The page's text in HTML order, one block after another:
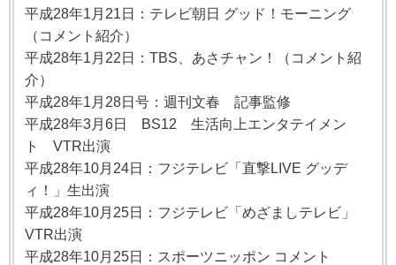
平成28年1月21日：テレビ朝日 グッド！モーニング
（コメント紹介）
平成28年1月22日：TBS、あさチャン！（コメント紹
介）
平成28年1月28日号：週刊文春 記事監修
平成28年3月6日 BS12 生活向上エンタテイメン
ト VTR出演
平成28年10月24日：フジテレビ「直撃LIVE グッデ
ィ！」生出演
平成28年10月25日：フジテレビ「めざましテレビ」
VTR出演
平成28年10月25日：スポーツニッポン コメント